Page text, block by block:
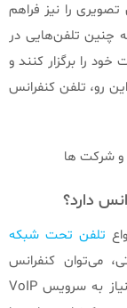
را نیز فراهم
چنین تلفن‌هایی در
خود را برگزار کنند و
رو، تلفن کنفرانس
دارد؟
تلفن تحت شبکه
می‌توان کنفرانس
تصویری چند نفره هم برگزار کرد. البته این کار نیاز به سرویس VoIP